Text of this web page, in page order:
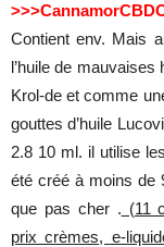
Contient env. Mais
l’huile de
Krol-de et comme
gouttes d’huile
2.8 10 ml. il utilise
été créé à moins de
que pas cher . (11
prix crèmes, e-